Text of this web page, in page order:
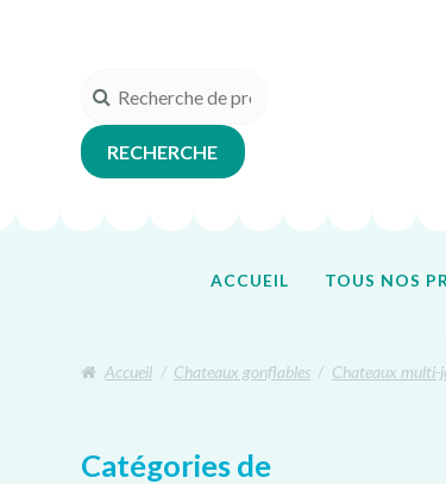
navigation
Recherche
RECHERCHE
ACCUEIL TOUS NOS
Accueil / Chateaux gonflables / Chateaux multi-
Catégories de